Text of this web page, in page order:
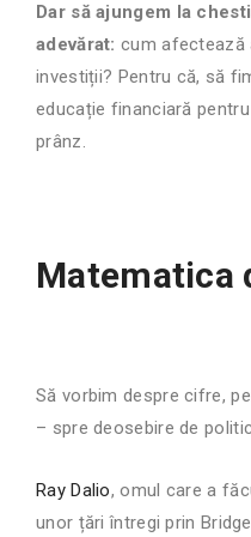
Dar să ajungem la
adevărat: cum afectează
investiții? Pentru că, să
educație financiară
prânz.
Matematica
Să vorbim despre cifre,
– spre deosebire de
Ray Dalio, omul care a
unor țări întregi prin